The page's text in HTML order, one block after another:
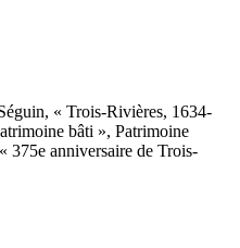
« Trois-Rivières, 1634-
bâti », Patrimoine
375e anniversaire de Trois-